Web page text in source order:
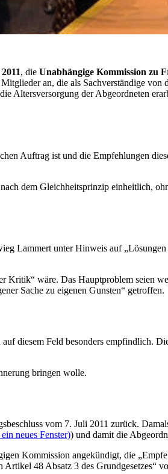
, die Unabhängige Kommission zu
an, die als Sachverständige
Altersversorgung der Abgeordneten
Auftrag ist und die Empfehlungen
dem Gleichheitsprinzip einheitlich,
Lammert unter Hinweis auf
Kritik“ wäre. Das Hauptproblem seien
Sache zu eigenen Gunsten“ getroffen.
diesem Feld besonders empfindlich.
bringen wolle.
vom 7. Juli 2011 zurück.
neues Fenster)) und damit die
Kommission angekündigt, die
48 Absatz 3 des Grundgesetzes“